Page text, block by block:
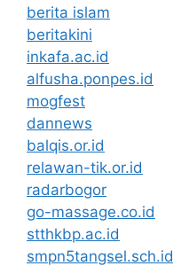
berita islam
beritakini
inkafa.ac.id
alfusha.ponpes.id
mogfest
dannews
balqis.or.id
relawan-tik.or.id
radarbogor
go-massage.co.id
stthkbp.ac.id
smpn5tangsel.sch.id